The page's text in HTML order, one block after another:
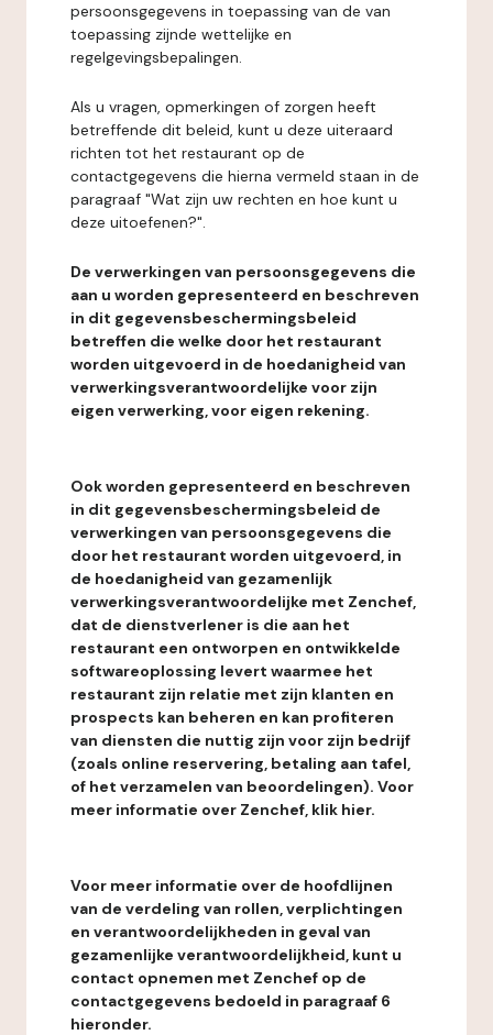
persoonsgegevens in toepassing van de van
toepassing zijnde wettelijke en
regelgevingsbepalingen.
Als u vragen, opmerkingen of zorgen heeft
betreffende dit beleid, kunt u deze uiteraard
richten tot het restaurant op de
contactgegevens die hierna vermeld staan in de
paragraaf "Wat zijn uw rechten en hoe kunt u
deze uitoefenen?".
De verwerkingen van persoonsgegevens die
aan u worden gepresenteerd en beschreven
in dit gegevensbeschermingsbeleid
betreffen die welke door het restaurant
worden uitgevoerd in de hoedanigheid van
verwerkingsverantwoordelijke voor zijn
eigen verwerking, voor eigen rekening.
Ook worden gepresenteerd en beschreven
in dit gegevensbeschermingsbeleid de
verwerkingen van persoonsgegevens die
door het restaurant worden uitgevoerd, in
de hoedanigheid van gezamenlijk
verwerkingsverantwoordelijke met Zenchef,
dat de dienstverlener is die aan het
restaurant een ontworpen en ontwikkelde
softwareoplossing levert waarmee het
restaurant zijn relatie met zijn klanten en
prospects kan beheren en kan profiteren
van diensten die nuttig zijn voor zijn bedrijf
(zoals online reservering, betaling aan tafel,
of het verzamelen van beoordelingen). Voor
meer informatie over Zenchef, klik hier.
Voor meer informatie over de hoofdlijnen
van de verdeling van rollen, verplichtingen
en verantwoordelijkheden in geval van
gezamenlijke verantwoordelijkheid, kunt u
contact opnemen met Zenchef op de
contactgegevens bedoeld in paragraaf 6
hieronder.